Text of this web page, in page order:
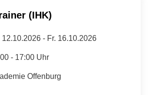
(IHK)
12.10.2026 - Fr. 16.10.2026
- 17:00 Uhr
Offenburg